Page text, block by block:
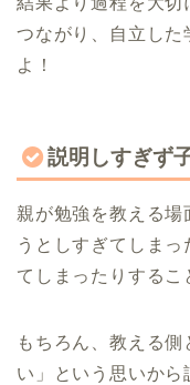
つながり、自立した
よ！
説明しすぎず
親が勉強を教える場
うとしすぎてしま
てしまったりするこ
もちろん、教える
い」という思いから